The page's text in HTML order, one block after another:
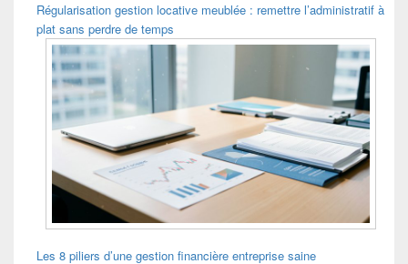
Régularisation gestion locative meublée : remettre l’administratif à
plat sans perdre de temps
Les 8 piliers d’une gestion financière entreprise saine